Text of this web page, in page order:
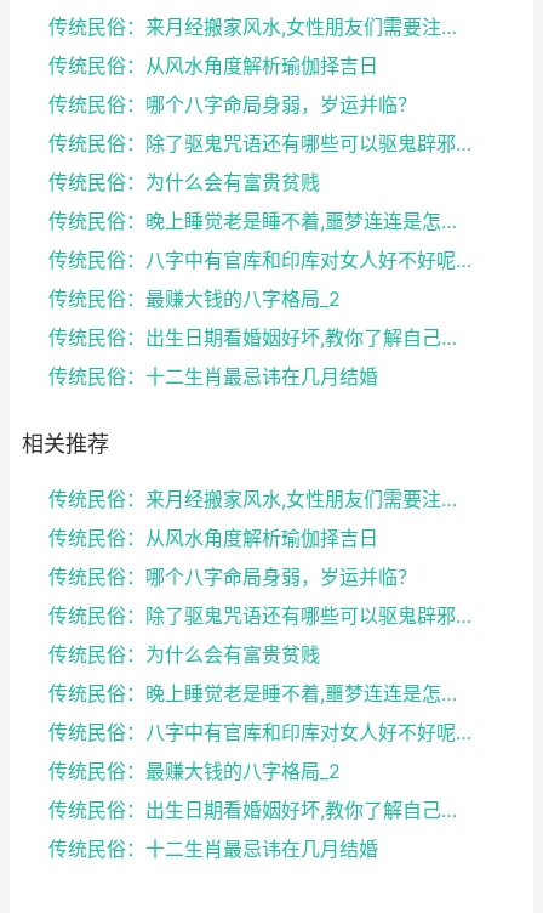
传统民俗：来月经搬家风水,女性朋友们需要注意了
传统民俗：从风水角度解析瑜伽择吉日
传统民俗：哪个八字命局身弱，岁运并临？
传统民俗：除了驱鬼咒语还有哪些可以驱鬼辟邪的方法？...
传统民俗：为什么会有富贵贫贱
传统民俗：晚上睡觉老是睡不着,噩梦连连是怎么回事
传统民俗：八字中有官库和印库对女人好不好呢？赶快收...
传统民俗：最赚大钱的八字格局_2
传统民俗：出生日期看婚姻好坏,教你了解自己未来的婚...
传统民俗：十二生肖最忌讳在几月结婚
相关推荐
传统民俗：来月经搬家风水,女性朋友们需要注意了
传统民俗：从风水角度解析瑜伽择吉日
传统民俗：哪个八字命局身弱，岁运并临？
传统民俗：除了驱鬼咒语还有哪些可以驱鬼辟邪的方法？...
传统民俗：为什么会有富贵贫贱
传统民俗：晚上睡觉老是睡不着,噩梦连连是怎么回事
传统民俗：八字中有官库和印库对女人好不好呢？赶快收...
传统民俗：最赚大钱的八字格局_2
传统民俗：出生日期看婚姻好坏,教你了解自己未来的婚...
传统民俗：十二生肖最忌讳在几月结婚